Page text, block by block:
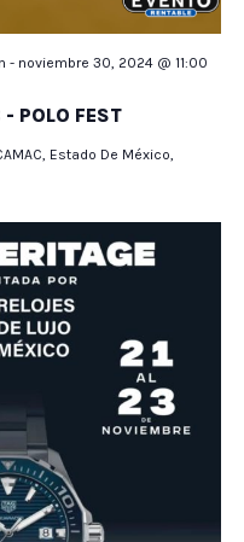
POLO FEST
- noviembre 30, 2024 @ 11:00
Estado De México,